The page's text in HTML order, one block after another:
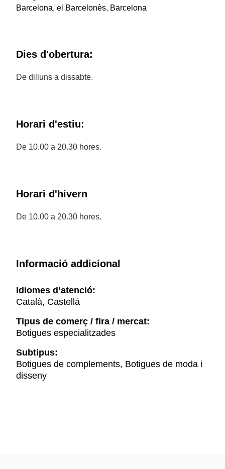
Barcelona, el Barcelonès, Barcelona
Dies d'obertura:
De dilluns a dissabte.
Horari d'estiu:
De 10.00 a 20.30 hores.
Horari d'hivern
De 10.00 a 20.30 hores.
Informació addicional
Idiomes d’atenció:
Català, Castellà
Tipus de comerç / fira / mercat:
Botigues especialitzades
Subtipus:
Botigues de complements, Botigues de moda i
disseny